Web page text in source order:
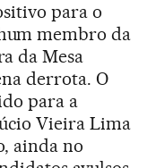
para o
membro da
da Mesa
derrota. O
para a
Vieira Lima
ainda no